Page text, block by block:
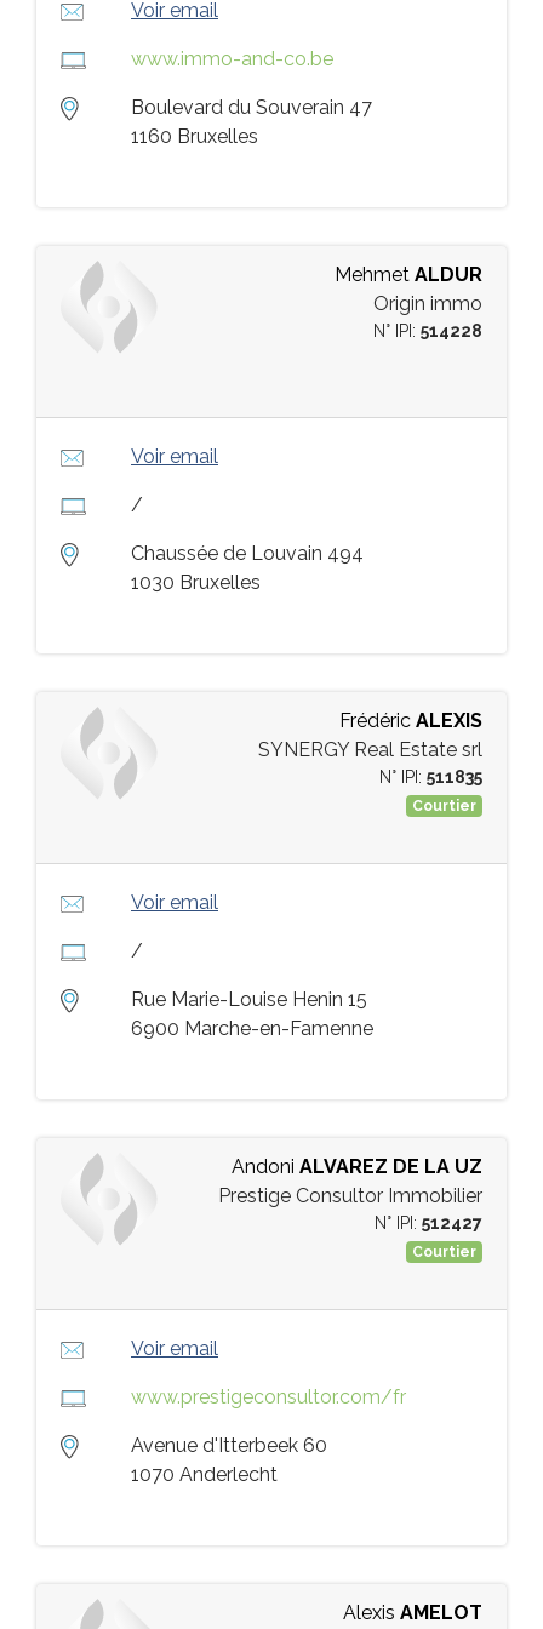
Voir email
www.immo-and-co.be
Boulevard du Souverain 47
1160 Bruxelles
Mehmet ALDUR
Origin immo
N° IPI: 514228
Voir email
/
Chaussée de Louvain 494
1030 Bruxelles
Frédéric ALEXIS
SYNERGY Real Estate srl
N° IPI: 511835
Courtier
Voir email
/
Rue Marie-Louise Henin 15
6900 Marche-en-Famenne
Andoni ALVAREZ DE LA UZ
Prestige Consultor Immobilier
N° IPI: 512427
Courtier
Voir email
www.prestigeconsultor.com/fr
Avenue d'Itterbeek 60
1070 Anderlecht
Alexis AMELOT